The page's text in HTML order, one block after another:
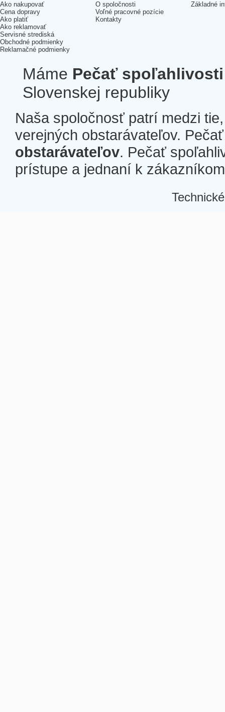
Ako nakupovať
Cena dopravy
Ako platiť
Ako reklamovať
Servisné strediská
Obchodné podmienky
Reklamačné podmienky
O spoločnosti
Voľné pracovné pozície
Kontakty
Základné
Máme Pečať spoľahlivosti
Slovenskej republiky
Naša spoločnosť patrí medzi
verejných obstarávateľov.
obstarávateľov. Pečať
prístupe a jednaní k